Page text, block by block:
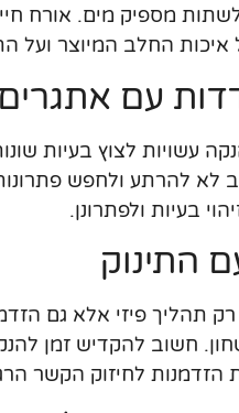
מספיק מים. אורח
איכות החלב המיוצר ועל
עם אתגרים
עשויות לצוץ בעיות
לא להרתע ולחפש
בעיות ולפתרונן.
התינוק
תהליך פיזי אלא גם
חשוב להקדיש זמן
הזדמנות לחיזוק הקשר